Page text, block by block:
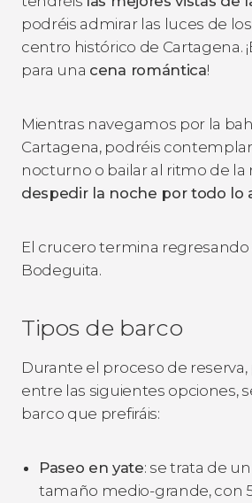
podréis admirar las luces de
centro histórico de Cartagena.
para una cena romántica!
Mientras navegamos por la
Cartagena, podréis
nocturno o bailar al ritmo de la
despedir la noche por todo lo
El crucero termina
Bodeguita.
Tipos de barco
Durante el proceso de
entre las siguientes opciones,
barco que prefiráis:
Paseo en yate: se trata de
tamaño medio-grande, con